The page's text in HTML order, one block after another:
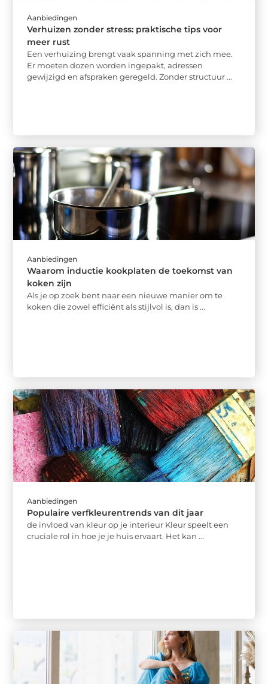
Aanbiedingen
Verhuizen zonder stress: praktische tips voor
meer rust
Een verhuizing brengt vaak spanning met zich mee.
Er moeten dozen worden ingepakt, adressen
gewijzigd en afspraken geregeld. Zonder structuur ...
Aanbiedingen
Waarom inductie kookplaten de toekomst van
koken zijn
Als je op zoek bent naar een nieuwe manier om te
koken die zowel efficiënt als stijlvol is, dan is ...
Aanbiedingen
Populaire verfkleurentrends van dit jaar
de invloed van kleur op je interieur Kleur speelt een
cruciale rol in hoe je je huis ervaart. Het kan ...